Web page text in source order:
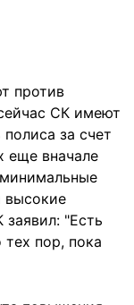
против
СК имеют
за счет
еще вначале
высокие
"Есть
пор, пока